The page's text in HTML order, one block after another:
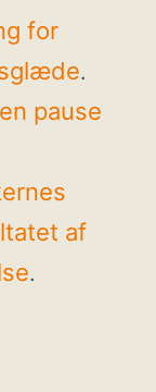
for
.
pause
af
.